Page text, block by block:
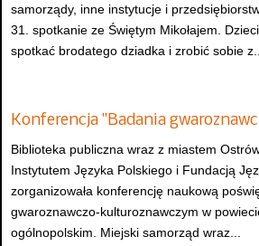
samorządy, inne instytucje i
31. spotkanie ze Świętym Mikołajem.
spotkać brodatego dziadka i zrobić sobie z...
Konferencja "Badania
Biblioteka publiczna wraz z miastem
Instytutem Języka Polskiego i Fundacją
zorganizowała konferencję naukową
gwaroznawczo-kulturoznawczym w
ogólnopolskim. Miejski samorząd wraz...